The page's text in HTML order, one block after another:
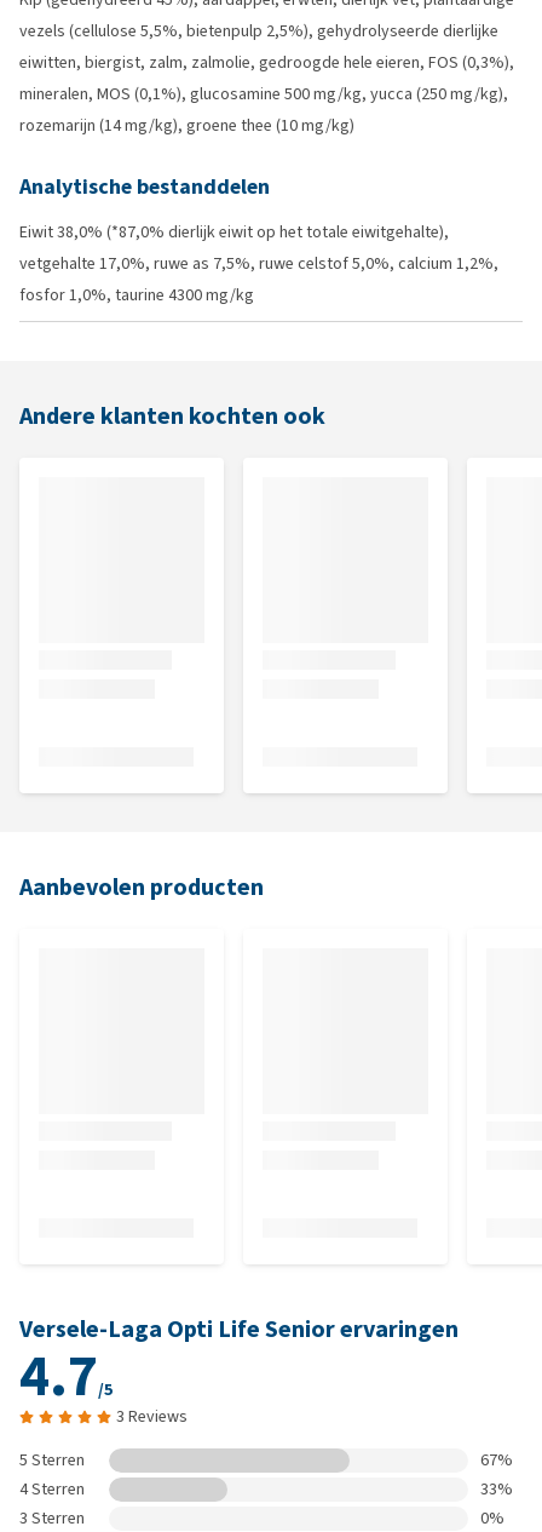
vezels (cellulose 5,5%, bietenpulp 2,5%), gehydrolyseerde dierlijke
eiwitten, biergist, zalm, zalmolie, gedroogde hele eieren, FOS (0,3%),
mineralen, MOS (0,1%), glucosamine 500 mg/kg, yucca (250 mg/kg),
rozemarijn (14 mg/kg), groene thee (10 mg/kg)
Analytische bestanddelen
Eiwit 38,0% (*87,0% dierlijk eiwit op het totale eiwitgehalte),
vetgehalte 17,0%, ruwe as 7,5%, ruwe celstof 5,0%, calcium 1,2%,
fosfor 1,0%, taurine 4300 mg/kg
Andere klanten kochten ook
Aanbevolen producten
Versele-Laga Opti Life Senior ervaringen
4.7/5
3 Reviews
5 Sterren
67%
4 Sterren
33%
3 Sterren
0%